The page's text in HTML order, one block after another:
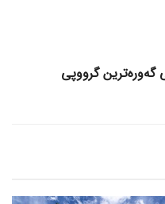
گه‌وره‌ترین گرووپی